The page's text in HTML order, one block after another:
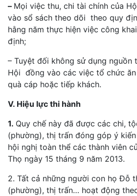
– Mọi việc thu, chi tài chính của
vào sổ sách theo dõi theo quy
hằng năm thực hiện việc công
định;
– Tuyệt đối không sử dụng nguồn
Hội đồng vào các việc tổ chức ăn
quà cáp hoặc tiếp khách.
V. Hiệu lực thi hành
1. Quy chế này đã được các chi,
(phường), thị trấn đóng góp ý
hội nghị toàn thể các thành viên
Thọ ngày 15 tháng 9 năm 2013.
2. Tất cả những người con họ Đỗ
(phường), thị trấn… hoạt động